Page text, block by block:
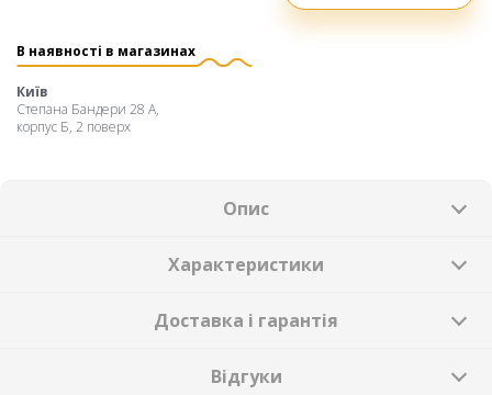
В наявності в магазинах
Київ
Степана Бандери 28 А,
корпус Б, 2 поверх
Опис
Характеристики
Доставка і гарантія
Відгуки